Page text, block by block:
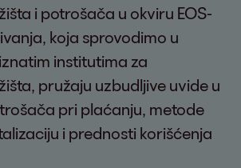
i potrošača u okviru EOS-
koja sprovodimo u
institutima za
pružaju uzbudljive uvide u
pri plaćanju, metode
i prednosti korišćenja